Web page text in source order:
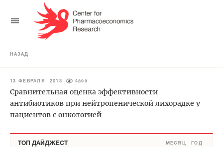
НАЗАД
13 ФЕВРАЛЯ 2013 4899
Сравнительная оценка эффективности
антибиотиков при нейтропенической лихорадке у
пациентов с онкологией
ТОП ДАЙДЖЕСТ МЕСЯЦ ГОД